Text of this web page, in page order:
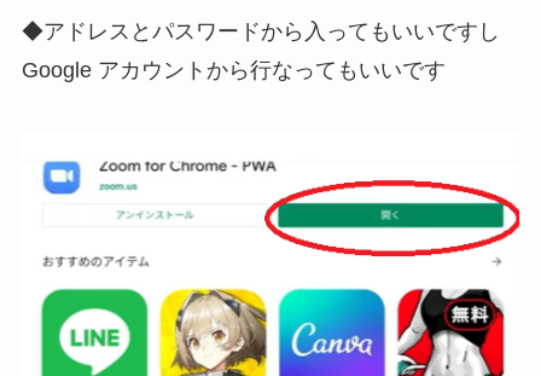
◆アドレスとパスワードから入ってもいいですし
Google アカウントから行なってもいいです